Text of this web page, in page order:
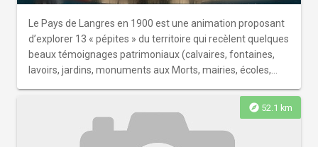
Le Pays de Langres en 1900 est une animation proposant
d’explorer 13 « pépites » du territoire qui recèlent quelques
beaux témoignages patrimoniaux (calvaires, fontaines,
lavoirs, jardins, monuments aux Morts, mairies, écoles,
maître, manoirs, châteaux…). Pour découvrir ces 13
villages, trois possibilités : - un programme de visites-flash
« coups de coeur » gratuites : d’une durée d’1 heure,
explore 52.1 km